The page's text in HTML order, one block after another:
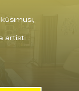
artisti